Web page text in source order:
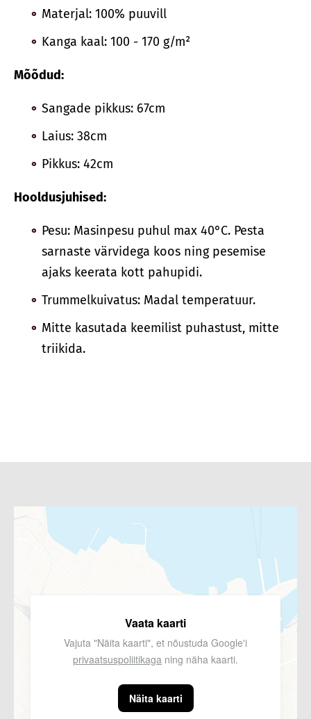
Materjal: 100% puuvill
Kanga kaal: 100 - 170 g/m²
Mõõdud:
Sangade pikkus: 67cm
Laius: 38cm
Pikkus: 42cm
Hooldusjuhised:
Pesu: Masinpesu puhul max 40°C. Pesta
sarnaste värvidega koos ning pesemise
ajaks keerata kott pahupidi.
Trummelkuivatus: Madal temperatuur.
Mitte kasutada keemilist puhastust, mitte
triikida.
Vaata kaarti
Vajuta "Näita kaarti", et nõustuda Google'i
privaatsuspoliitikaga ning näha kaarti.
Näita kaarti